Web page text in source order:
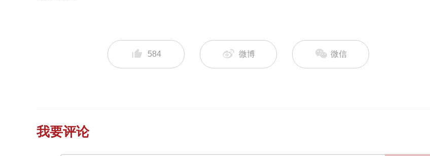
584 微博 微信
我要评论